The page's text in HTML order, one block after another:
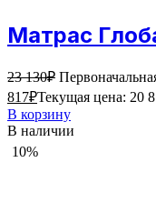
Матрас
23 130₽
817₽Текущая цена: 20
В корзину
В наличии
10%